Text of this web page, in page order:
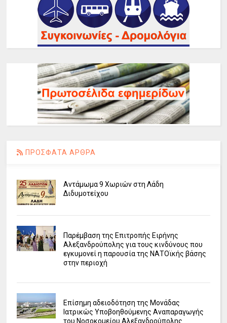
ΠΡΟΣΦΑΤΑ ΑΡΘΡΑ
Αντάμωμα 9 Χωριών στη Λάδη
Διδυμοτείχου
Παρέμβαση της Επιτροπής Ειρήνης
Αλεξανδρούπολης για τους κινδύνους που
εγκυμονεί η παρουσία της ΝΑΤΟϊκής βάσης
στην περιοχή
Επίσημη αδειοδότηση της Μονάδας
Ιατρικώς Υποβοηθούμενης Αναπαραγωγής
του Νοσοκομείου Αλεξανδρούπολης